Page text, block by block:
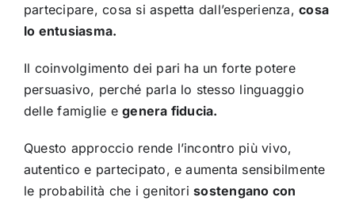
partecipare, cosa si aspetta dall’esperienza,cosa
lo entusiasma.
Il coinvolgimento dei pari ha un forte potere
persuasivo, perché parla lo stesso linguaggio
delle famiglie egenera fiducia.
Questo approccio rende l’incontro più vivo,
autentico e partecipato, e aumenta sensibilmente
le probabilità che i genitorisostengano con